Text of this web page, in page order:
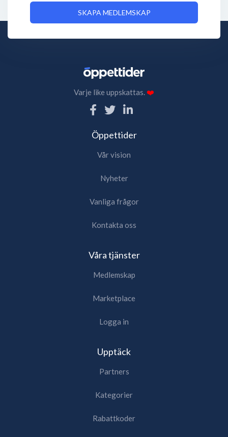
SKAPA MEDLEMSKAP
Varje like uppskattas.❤️
Öppettider
Vår vision
Nyheter
Vanliga frågor
Kontakta oss
Våra tjänster
Medlemskap
Marketplace
Logga in
Upptäck
Partners
Kategorier
Rabattkoder